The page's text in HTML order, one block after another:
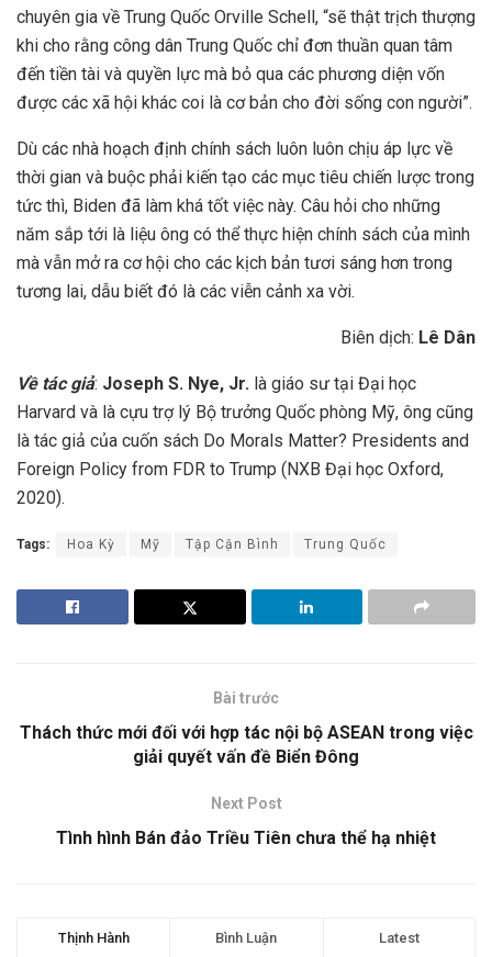
chuyên gia về Trung Quốc Orville Schell, “sẽ thật trịch thượng
khi cho rằng công dân Trung Quốc chỉ đơn thuần quan tâm
đến tiền tài và quyền lực mà bỏ qua các phương diện vốn
được các xã hội khác coi là cơ bản cho đời sống con người”.
Dù các nhà hoạch định chính sách luôn luôn chịu áp lực về
thời gian và buộc phải kiến tạo các mục tiêu chiến lược trong
tức thì, Biden đã làm khá tốt việc này. Câu hỏi cho những
năm sắp tới là liệu ông có thể thực hiện chính sách của mình
mà vẫn mở ra cơ hội cho các kịch bản tươi sáng hơn trong
tương lai, dẫu biết đó là các viễn cảnh xa vời.
Biên dịch: Lê Dân
Về tác giả: Joseph S. Nye, Jr. là giáo sư tại Đại học
Harvard và là cựu trợ lý Bộ trưởng Quốc phòng Mỹ, ông cũng
là tác giả của cuốn sách Do Morals Matter? Presidents and
Foreign Policy from FDR to Trump (NXB Đại học Oxford,
2020).
Tags: Hoa Kỳ Mỹ Tập Cận Bình Trung Quốc
Bài trước
Thách thức mới đối với hợp tác nội bộ ASEAN trong việc
giải quyết vấn đề Biển Đông
Next Post
Tình hình Bán đảo Triều Tiên chưa thể hạ nhiệt
Thịnh Hành Bình Luận Latest